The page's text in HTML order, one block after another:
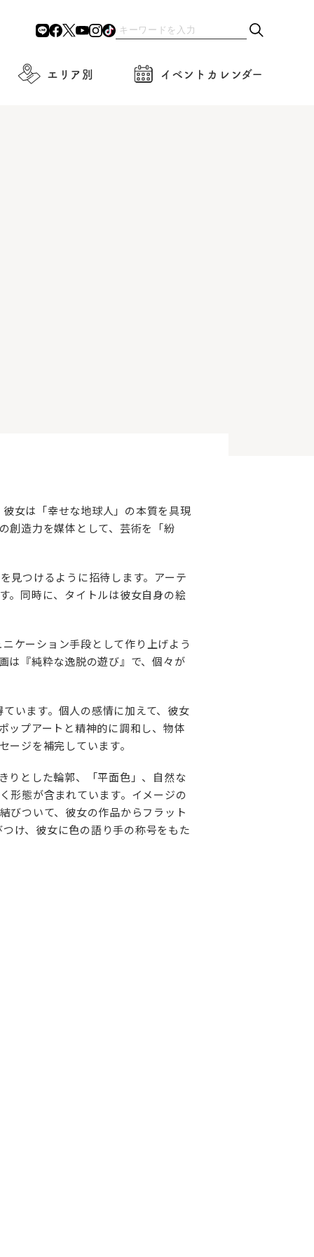
エリア別 イベントカレンダー
女は「幸せな地球人」の本質を具現
創造力を媒体として、芸術を「紛
見つけるように招待します。アーテ
。同時に、タイトルは彼女自身の絵
ケーション手段として作り上げよう
は『純粋な逸脱の遊び』で、個々が
います。個人の感情に加えて、彼女
ップアートと精神的に調和し、物体
ジを補完しています。
りとした輪郭、「平面色」、自然な
形態が含まれています。イメージの
びついて、彼女の作品からフラット
け、彼女に色の語り手の称号をもた